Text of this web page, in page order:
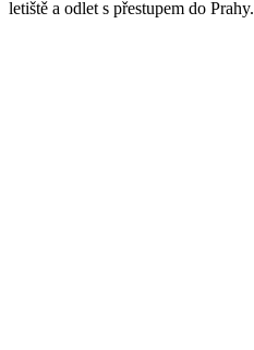
letiště a odlet s přestupem do Prahy.